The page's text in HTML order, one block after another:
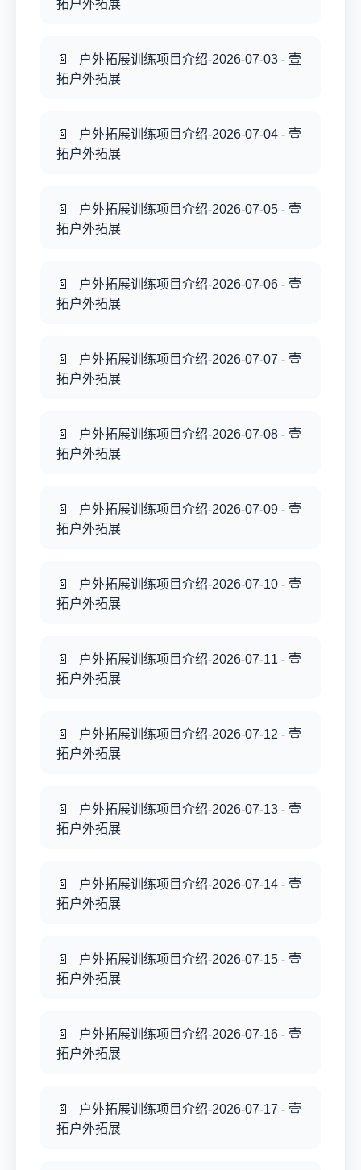
拓户外拓展
户外拓展训练项目介绍-2026-07-03 - 壹
拓户外拓展
户外拓展训练项目介绍-2026-07-04 - 壹
拓户外拓展
户外拓展训练项目介绍-2026-07-05 - 壹
拓户外拓展
户外拓展训练项目介绍-2026-07-06 - 壹
拓户外拓展
户外拓展训练项目介绍-2026-07-07 - 壹
拓户外拓展
户外拓展训练项目介绍-2026-07-08 - 壹
拓户外拓展
户外拓展训练项目介绍-2026-07-09 - 壹
拓户外拓展
户外拓展训练项目介绍-2026-07-10 - 壹
拓户外拓展
户外拓展训练项目介绍-2026-07-11 - 壹
拓户外拓展
户外拓展训练项目介绍-2026-07-12 - 壹
拓户外拓展
户外拓展训练项目介绍-2026-07-13 - 壹
拓户外拓展
户外拓展训练项目介绍-2026-07-14 - 壹
拓户外拓展
户外拓展训练项目介绍-2026-07-15 - 壹
拓户外拓展
户外拓展训练项目介绍-2026-07-16 - 壹
拓户外拓展
户外拓展训练项目介绍-2026-07-17 - 壹
拓户外拓展